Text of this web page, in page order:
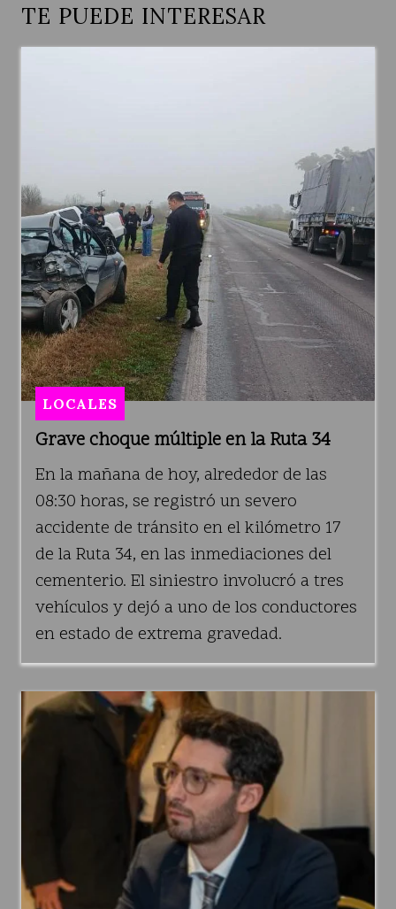
TE PUEDE INTERESAR
Grave choque múltiple en la Ruta 34
LOCALES
En la mañana de hoy, alrededor de las
08:30 horas, se registró un severo
accidente de tránsito en el kilómetro 17
de la Ruta 34, en las inmediaciones del
cementerio. El siniestro involucró a tres
vehículos y dejó a uno de los conductores
en estado de extrema gravedad.